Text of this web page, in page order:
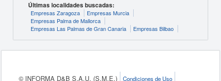
Últimas localidades buscadas:
Empresas Zaragoza
Empresas Murcia
Empresas Palma de Mallorca
Empresas Las Palmas de Gran Canaria
Empresas Bilbao
© INFORMA D&B S.A.U. (S.M.E.) Condiciones de Uso